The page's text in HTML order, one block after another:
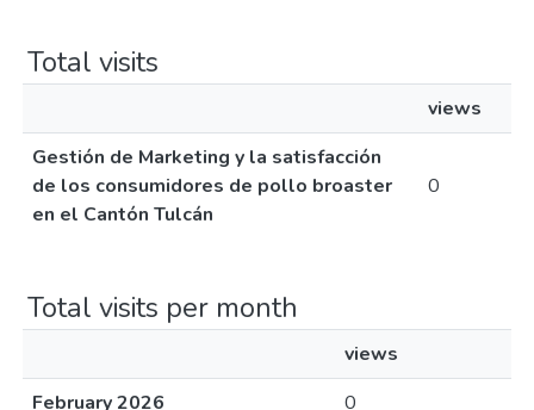
Total visits
views
Gestión de Marketing y la satisfacción
de los consumidores de pollo broaster
en el Cantón Tulcán
0
Total visits per month
views
February 2026
0